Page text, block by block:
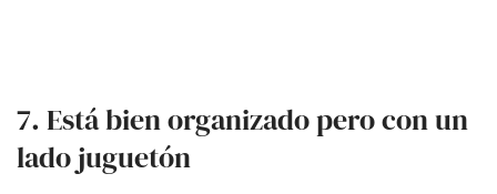
7. Está bien organizado pero con un
lado juguetón